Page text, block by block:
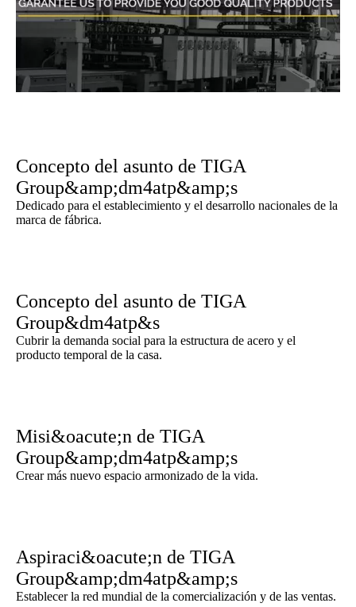
Concepto del asunto de TIGA
Group&amp;dm4atp&amp;s
Dedicado para el establecimiento y el desarrollo nacionales de la
marca de fábrica.
Concepto del asunto de TIGA
Group&dm4atp&s
Cubrir la demanda social para la estructura de acero y el
producto temporal de la casa.
Misi&oacute;n de TIGA
Group&amp;dm4atp&amp;s
Crear más nuevo espacio armonizado de la vida.
Aspiraci&oacute;n de TIGA
Group&amp;dm4atp&amp;s
Establecer la red mundial de la comercialización y de las ventas.